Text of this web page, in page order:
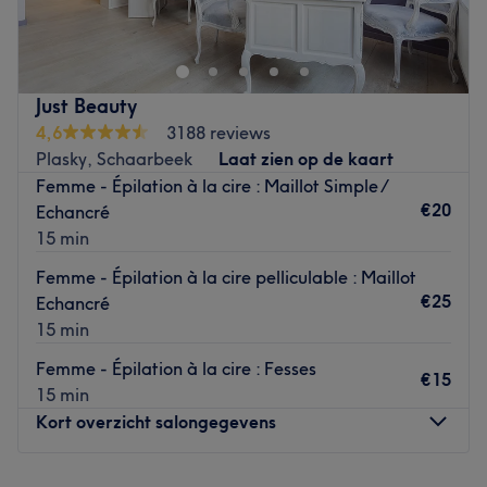
esthéticiennes qualifiées de l’Institut de Beauté et de
Bien-être Lelia vous accueilleront pour prendre soin de
vous, elles vous apporteront écoute, rigueur et des
conseils personnalisés pour vous satisfaire. Un cadre
féminin et accueillant où la détente et la relaxation sont
privilégiées vous attend. Cet institut réalise des soins
esthétiques personnalisés avec les produits Klapp.
L’équipe sera là pour vous conseiller et vous guider dans
le choix de vos soins.
Just Beauty
4,6
3188 reviews
Plasky, Schaarbeek
Laat zien op de kaart
Femme - Épilation à la cire : Maillot Simple /
Echancré
15 min
€20
Femme - Épilation à la cire pelliculable : Maillot
Echancré
15 min
€25
Femme - Épilation à la cire : Fesses
15 min
€15
Kort overzicht salongegevens